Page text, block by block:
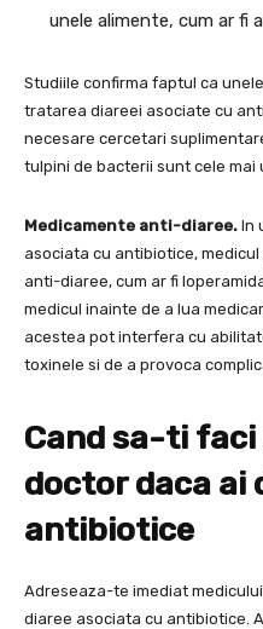
unele alimente, cum ar fi
Studiile confirma faptul ca
tratarea diareei asociate cu
necesare cercetari
tulpini de bacterii sunt cele mai
Medicamente anti-diaree. In
asociata cu antibiotice,
anti-diaree, cum ar fi
medicul inainte de a lua
acestea pot interfera cu
toxinele si de a provoca
Cand sa-ti
doctor daca ai
antibiotice
Adreseaza-te imediat
diaree asociata cu antibiotice.